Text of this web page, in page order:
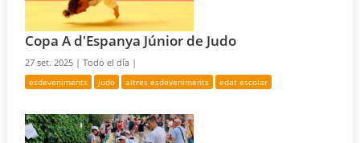
Copa A d'Espanya Júnior de Judo
27 set. 2025 |Todo el día |
esdeveniments judo altres esdeveniments edat escolar